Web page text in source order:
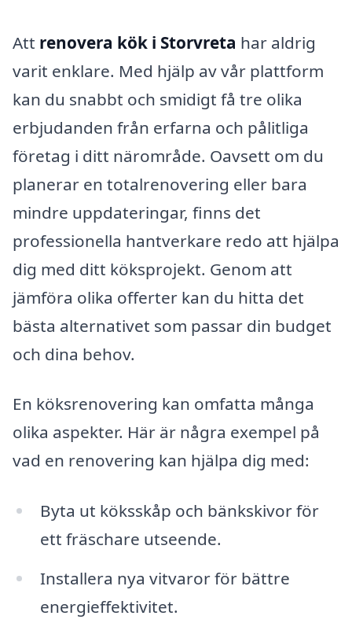
Att renovera kök i Storvreta har aldrig
varit enklare. Med hjälp av vår plattform
kan du snabbt och smidigt få tre olika
erbjudanden från erfarna och pålitliga
företag i ditt närområde. Oavsett om du
planerar en totalrenovering eller bara
mindre uppdateringar, finns det
professionella hantverkare redo att hjälpa
dig med ditt köksprojekt. Genom att
jämföra olika offerter kan du hitta det
bästa alternativet som passar din budget
och dina behov.
En köksrenovering kan omfatta många
olika aspekter. Här är några exempel på
vad en renovering kan hjälpa dig med:
Byta ut köksskåp och bänkskivor för
ett fräschare utseende.
Installera nya vitvaror för bättre
energieffektivitet.